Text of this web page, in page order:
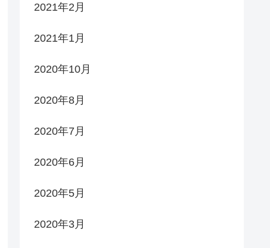
2021年2月
2021年1月
2020年10月
2020年8月
2020年7月
2020年6月
2020年5月
2020年3月